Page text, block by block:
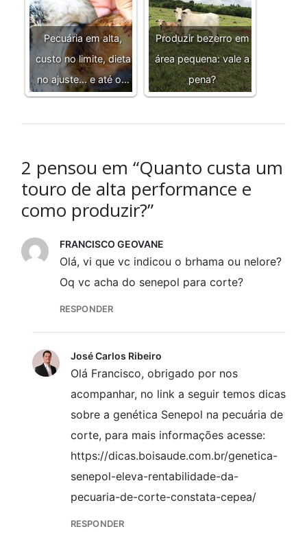
Pecuária em alta,
custo no limite, dieta
no ajuste… e até o…
Produzir bezerro em
área pequena: vale a
pena?
2 pensou em “Quanto custa um
touro de alta performance e
como produzir?”
FRANCISCO GEOVANE
Olá, vi que vc indicou o brhama ou nelore?
Oq vc acha do senepol para corte?
RESPONDER
José Carlos Ribeiro
Olá Francisco, obrigado por nos
acompanhar, no link a seguir temos dicas
sobre a genética Senepol na pecuária de
corte, para mais informações acesse:
https://dicas.boisaude.com.br/genetica-
senepol-eleva-rentabilidade-da-
pecuaria-de-corte-constata-cepea/
RESPONDER